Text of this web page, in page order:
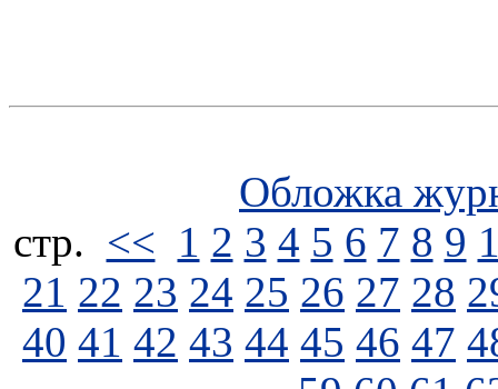
Обложка
стp. << 1 2 3 4 5 6 7 8 9
21 22 23 24 25 26 27 28
40 41 42 43 44 45 46 47